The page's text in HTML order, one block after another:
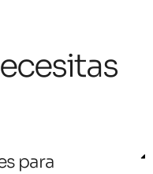
para